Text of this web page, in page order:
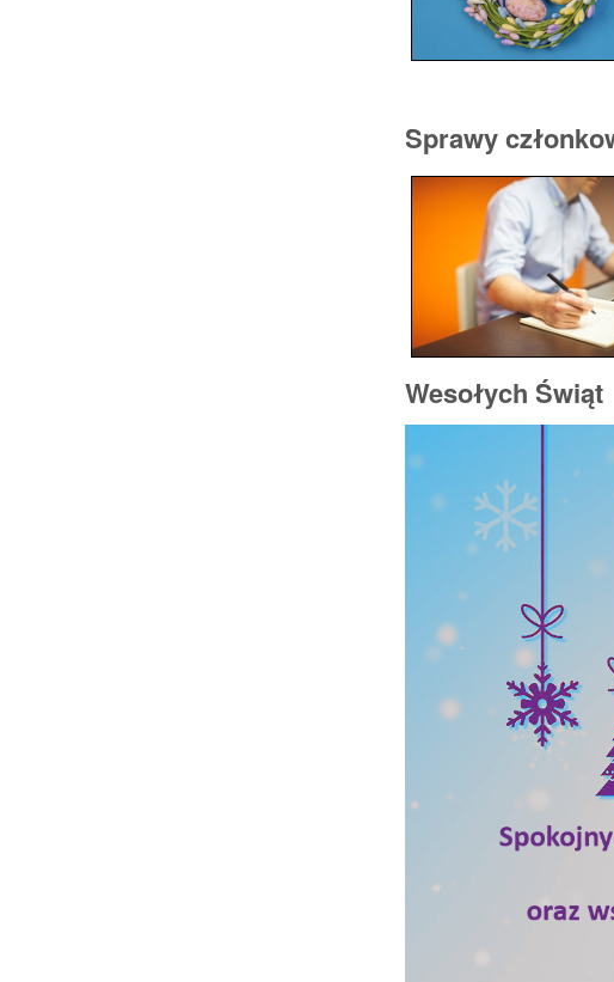
Sprawy
Wesołych Świąt